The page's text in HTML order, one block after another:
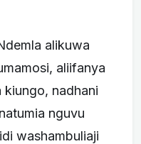
alikuwa
aliifanya
kiungo, nadhani
nguvu
washambuliaji